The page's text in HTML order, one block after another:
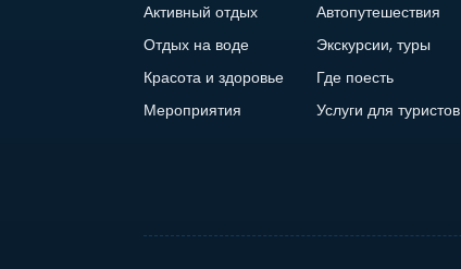
Активный отдых
Автопутешествия
Отдых на воде
Экскурсии, туры
Красота и здоровье
Где поесть
Мероприятия
Услуги для туристов